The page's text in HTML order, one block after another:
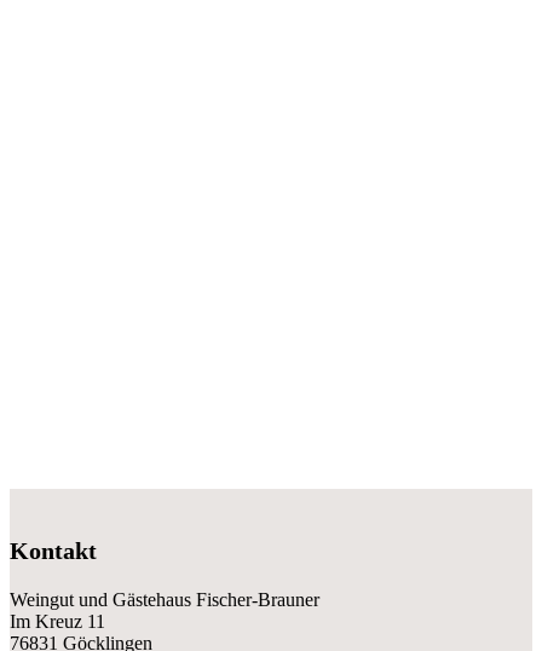
Kontakt
Weingut und Gästehaus Fischer-Brauner
Im Kreuz 11
76831 Göcklingen